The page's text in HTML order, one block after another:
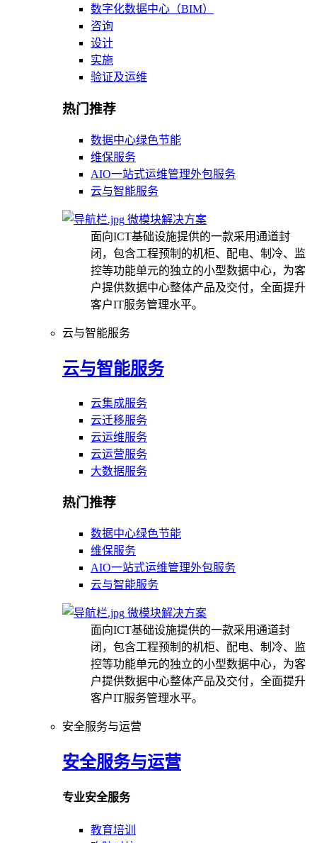
数字化数据中心（BIM）
咨询
设计
实施
验证及运维
热门推荐
数据中心绿色节能
维保服务
AIO一站式运维管理外包服务
云与智能服务
微模块解决方案
面向ICT基础设施提供的一款采用通道封
闭，包含工程预制的机柜、配电、制冷、监
控等功能单元的独立的小型数据中心，为客
户提供数据中心整体产品及交付，全面提升
客户IT服务管理水平。
云与智能服务
云与智能服务
云集成服务
云迁移服务
云运维服务
云运营服务
大数据服务
热门推荐
数据中心绿色节能
维保服务
AIO一站式运维管理外包服务
云与智能服务
微模块解决方案
面向ICT基础设施提供的一款采用通道封
闭，包含工程预制的机柜、配电、制冷、监
控等功能单元的独立的小型数据中心，为客
户提供数据中心整体产品及交付，全面提升
客户IT服务管理水平。
安全服务与运营
安全服务与运营
专业安全服务
教育培训